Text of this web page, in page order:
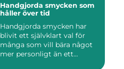
Handgjorda smycken som
håller över tid
Handgjorda smycken har
blivit ett självklart val för
många som vill bära något
mer personligt än ett...